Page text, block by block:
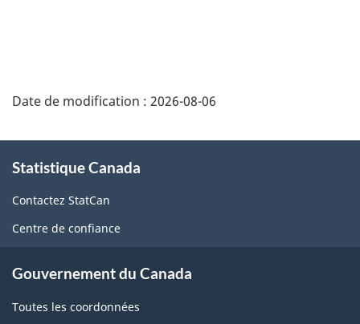
Date de modification : 2026-08-06
propos
de
ce
Statistique Canada
Contactez StatCan
Centre de confiance
Gouvernement du Canada
Toutes les coordonnées